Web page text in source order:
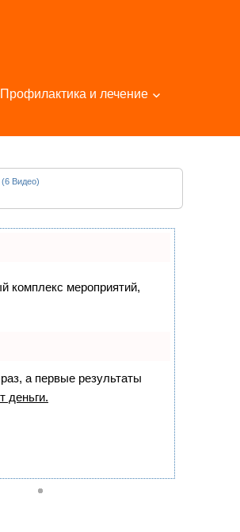
Профилактика и лечение
Видео)
комплекс мероприятий,
а первые результаты
деньги.